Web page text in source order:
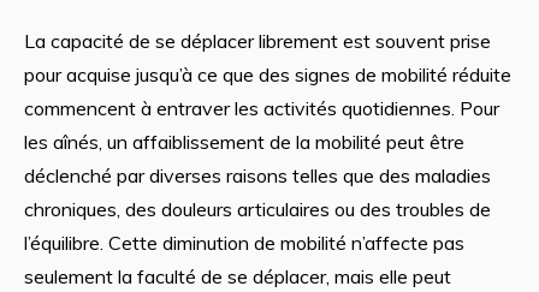
La capacité de se déplacer librement est souvent prise
pour acquise jusqu’à ce que des signes de mobilité réduite
commencent à entraver les activités quotidiennes. Pour
les aînés, un affaiblissement de la mobilité peut être
déclenché par diverses raisons telles que des maladies
chroniques, des douleurs articulaires ou des troubles de
l’équilibre. Cette diminution de mobilité n’affecte pas
seulement la faculté de se déplacer, mais elle peut